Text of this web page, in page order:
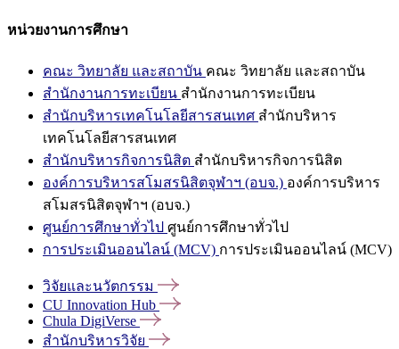
หน่วยงานการศึกษา
คณะ วิทยาลัย และสถาบัน คณะ วิทยาลัย และสถาบัน
สำนักงานการทะเบียน สำนักงานการทะเบียน
สำนักบริหารเทคโนโลยีสารสนเทศ สำนักบริหาร
เทคโนโลยีสารสนเทศ
สำนักบริหารกิจการนิสิต สำนักบริหารกิจการนิสิต
องค์การบริหารสโมสรนิสิตจุฬาฯ (อบจ.) องค์การบริหาร
สโมสรนิสิตจุฬาฯ (อบจ.)
ศูนย์การศึกษาทั่วไป ศูนย์การศึกษาทั่วไป
การประเมินออนไลน์ (MCV) การประเมินออนไลน์ (MCV)
วิจัยและนวัตกรรม
CU Innovation Hub
Chula DigiVerse
สำนักบริหารวิจัย